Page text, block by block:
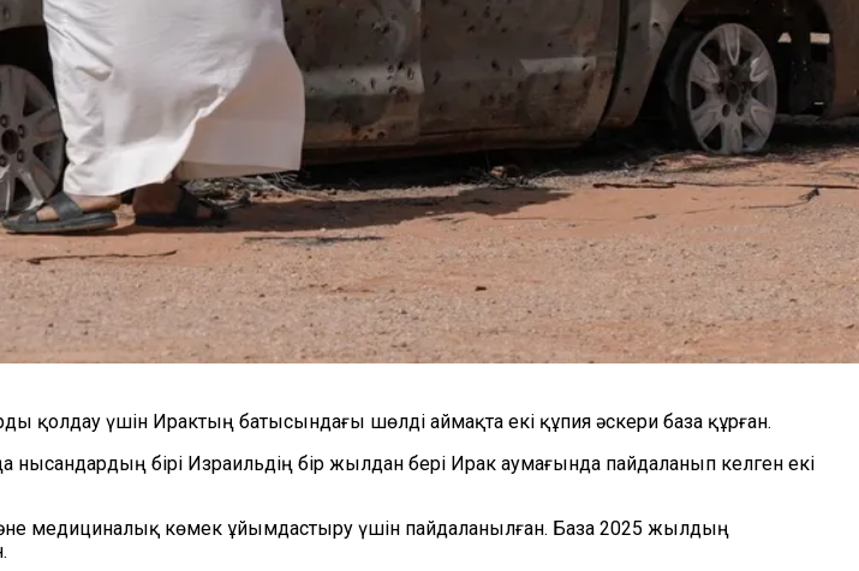
қолдау үшін Ирактың батысындағы шөлді аймақта екі құпия әскери база құрған.
бірі Израильдің бір жылдан бері Ирак аумағында пайдаланып келген екі
медициналық көмек ұйымдастыру үшін пайдаланылған. База 2025 жылдың